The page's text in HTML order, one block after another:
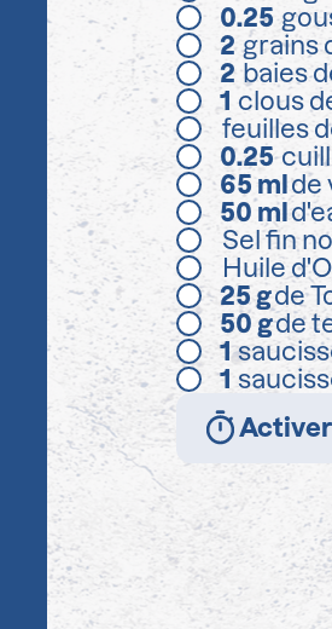
0.25
2 grains
2 baies
1 clous
feuilles
0.25
65 ml de
50 ml
Sel fin
Huile
25 gde
50 gde
1
1